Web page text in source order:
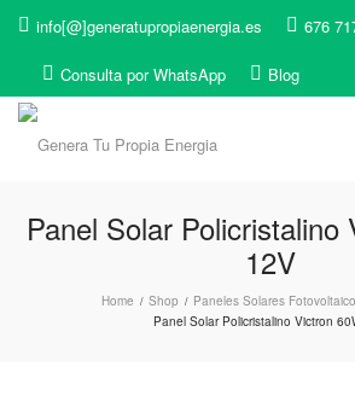
info[@]generatupropiaenergia.es 676
Consulta por WhatsApp Blog
Panel Solar Policristalino
12V
Home / Shop / Paneles Solares
Panel Solar Policristalino Victron